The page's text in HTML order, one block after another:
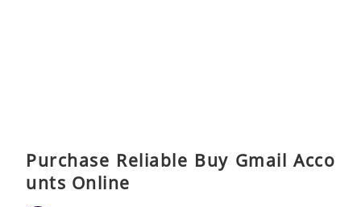
Purchase Reliable Buy Gmail Acco
unts Online